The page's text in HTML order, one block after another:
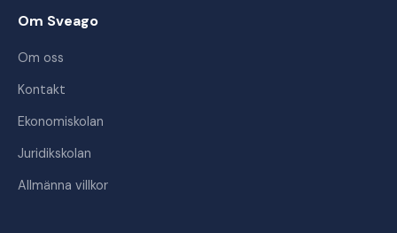
Om Sveago
Om oss
Kontakt
Ekonomiskolan
Juridikskolan
Allmänna villkor